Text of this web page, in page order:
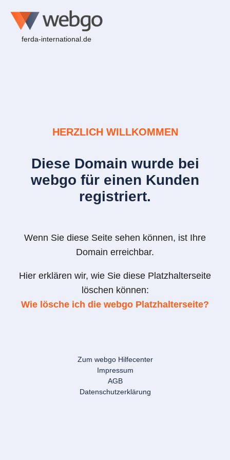
ferda-international.de
HERZLICH WILLKOMMEN
Diese Domain wurde bei
webgo für einen Kunden
registriert.
Wenn Sie diese Seite sehen können, ist Ihre
Domain erreichbar.
Hier erklären wir, wie Sie diese Platzhalterseite
löschen können:
Wie lösche ich die webgo Platzhalterseite?
Zum webgo Hilfecenter
Impressum
AGB
Datenschutzerklärung